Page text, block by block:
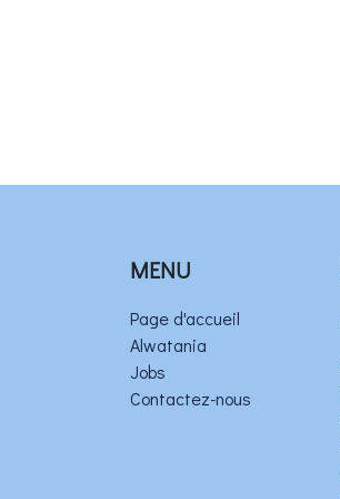
MENU
Page d'accueil
Alwatania
Jobs
Contactez-nous